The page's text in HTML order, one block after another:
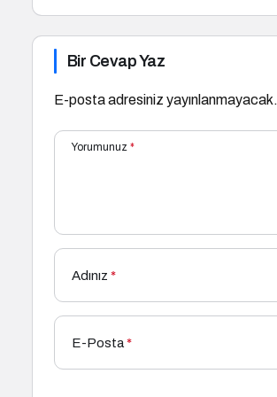
Bir Cevap Yaz
E-posta adresiniz yayınlanmayacak.
Yorumunuz *
Adınız *
E-Posta*